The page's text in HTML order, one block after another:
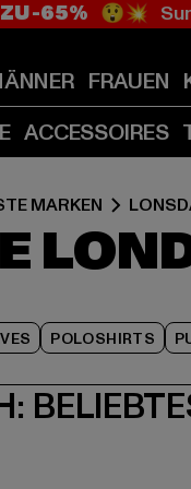
-65% 😲💥
FRAUEN
ACCESSOIRES
MARKEN
POLOSHIRTS